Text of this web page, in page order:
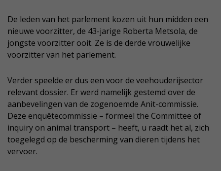
De leden van het parlement kozen uit hun midden een
nieuwe voorzitter, de 43-jarige Roberta Metsola, de
jongste voorzitter ooit. Ze is de derde vrouwelijke
voorzitter van het parlement.
Verder speelde er dus een voor de veehouderijsector
relevant dossier. Er werd namelijk gestemd over de
aanbevelingen van de zogenoemde Anit-commissie.
Deze enquêtecommissie – formeel the Committee of
inquiry on animal transport – heeft, u raadt het al, zich
toegelegd op de bescherming van dieren tijdens het
vervoer.